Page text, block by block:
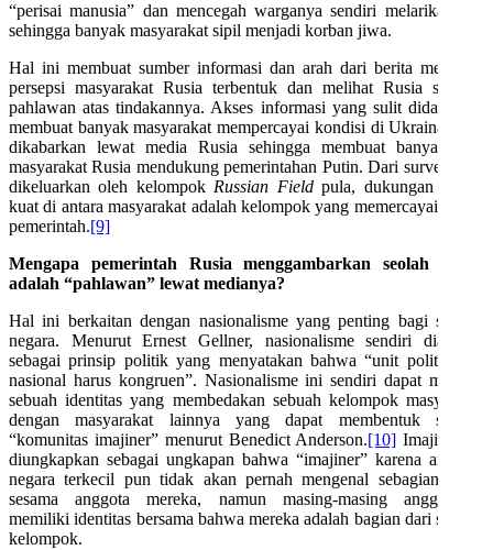
“perisai manusia” dan mencegah warganya sendiri melarikan diri
sehingga banyak masyarakat sipil menjadi korban jiwa.
Hal ini membuat sumber informasi dan arah dari berita membuat
persepsi masyarakat Rusia terbentuk dan melihat Rusia sebagai
pahlawan atas tindakannya. Akses informasi yang sulit didapatkan
membuat banyak masyarakat mempercayai kondisi di Ukraina yang
dikabarkan lewat media Rusia sehingga membuat banyak dari
masyarakat Rusia mendukung pemerintahan Putin. Dari survei yang
dikeluarkan oleh kelompok Russian Fieldpula, dukungan paling
kuat di antara masyarakat adalah kelompok yang memercayai media
pemerintah.[9]
Mengapa pemerintah Rusia menggambarkan seolah Rusia
adalah “pahlawan” lewat medianya?
Hal ini berkaitan dengan nasionalisme yang penting bagi sebuah
negara. Menurut Ernest Gellner, nasionalisme sendiri diartikan
sebagai prinsip politik yang menyatakan bahwa “unit politik dan
nasional harus kongruen”. Nasionalisme ini sendiri dapat menjadi
sebuah identitas yang membedakan sebuah kelompok masyarakat
dengan masyarakat lainnya yang dapat membentuk sebuah
“komunitas imajiner” menurut Benedict Anderson.[10] Imajiner ini
diungkapkan sebagai ungkapan bahwa “imajiner” karena anggota
negara terkecil pun tidak akan pernah mengenal sebagian besar
sesama anggota mereka, namun masing-masing anggotanya
memiliki identitas bersama bahwa mereka adalah bagian dari sebuah
kelompok.